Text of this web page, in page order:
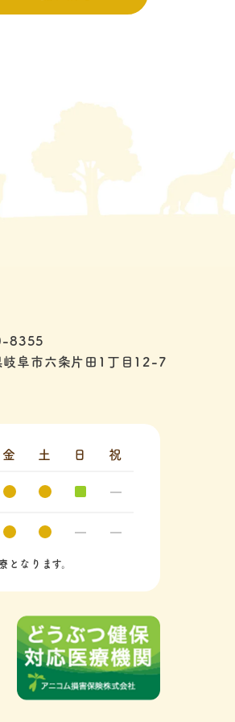
8355
岐阜市六条片田1丁目12-7
金 土 日 祝
なります。